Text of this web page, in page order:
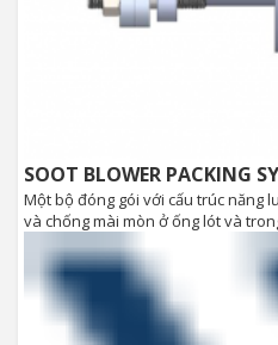
SOOT BLOWER PACKING
Một bộ đóng gói với cấu trúc năng
và chống mài mòn ở ống lót và